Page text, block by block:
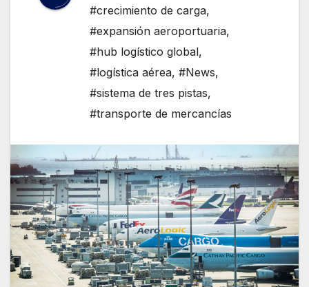
#crecimiento de carga,
#expansión aeroportuaria,
#hub logístico global,
#logística aérea, #News,
#sistema de tres pistas,
#transporte de mercancías